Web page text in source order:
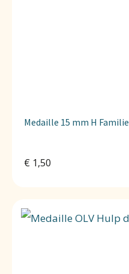
Medaille 15 mm H Familie
€ 1,50